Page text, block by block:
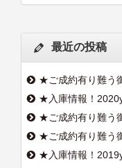
最近の投稿
★ご成約有り難う
★入庫情報！
★ご成約有り難う
★ご成約有り難う
★入庫情報！